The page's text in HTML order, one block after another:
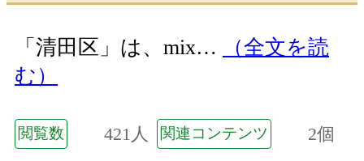
「清田区」は、mix…
（全文を読
む）
閲覧数 421人 関連コンテンツ 2個